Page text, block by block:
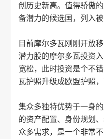
创历史新高。值得骄傲
备潜力的候选国，列入
目前摩尔多瓦刚刚开放
潜力股的摩尔多瓦投资
宽松，此时投资是个不
瓦护照升级成欧盟护照
集众多独特优势于一身
的资产配置、身份规划
众多需求，是一个非常不